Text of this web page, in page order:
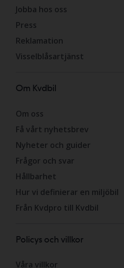
Jobba hos oss
Press
Reklamation
Visselblåsartjänst
Om Kvdbil
Om oss
Få vårt nyhetsbrev
Nyheter och guider
Frågor och svar
Hållbarhet
Hur vi definierar en miljöbil
Från Kvdpro till Kvdbil
Policys och villkor
Våra villkor